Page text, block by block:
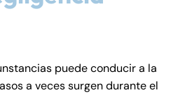
puede conducir a la
a veces surgen durante el